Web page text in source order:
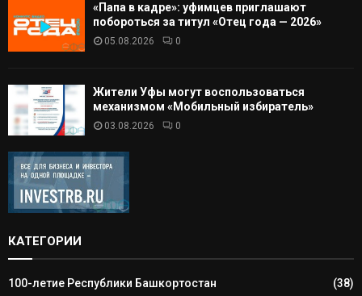
«Папа в кадре»: уфимцев приглашают
побороться за титул «Отец года — 2026»
05.08.2026 0
Жители Уфы могут воспользоваться
механизмом «Мобильный избиратель»
03.08.2026 0
КАТЕГОРИИ
100-летие Республики Башкортостан
(38)